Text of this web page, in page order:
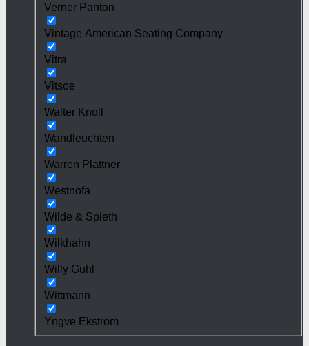
Verner Panton
Vintage American Seating Company
Vitra
Vitsoe
Walter Knoll
Wandleuchten
Warren Plattner
Westnofa
Wilde & Spieth
Wilkhahn
Willy Guhl
Wittmann
Yngve Ekström